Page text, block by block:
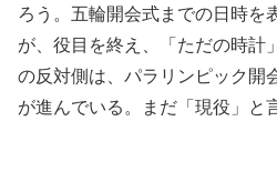
ろう。五輪開会式までの日時を
が、役目を終え、「ただの時計
の反対側は、パラリンピック開
が進んでいる。まだ「現役」と